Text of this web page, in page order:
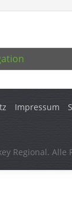
Impressum
Regional. Alle